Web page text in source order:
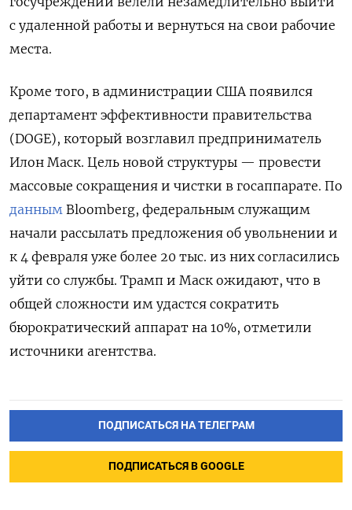
с удаленной работы и вернуться на свои рабочие
места.
Кроме того, в администрации США появился
департамент эффективности правительства
(DOGE), который возглавил предприниматель
Илон Маск. Цель новой структуры — провести
массовые сокращения и чистки в госаппарате. По
данным Bloomberg, федеральным служащим
начали рассылать предложения об увольнении и
к 4 февраля уже более 20 тыс. из них согласились
уйти со службы. Трамп и Маск ожидают, что в
общей сложности им удастся сократить
бюрократический аппарат на 10%, отметили
источники агентства.
ПОДПИСАТЬСЯ НА ТЕЛЕГРАМ
ПОДПИСАТЬСЯ В GOOGLE